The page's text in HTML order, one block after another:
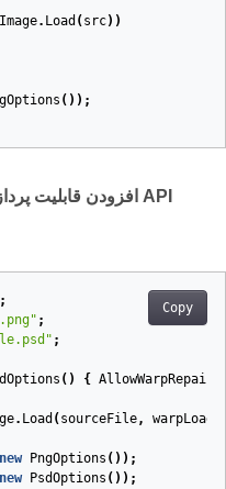
Image. Load ( src))
());
Copy
;
;
;
() { AllowWarpRepaint
. Load ( sourceFile,
new PngOptions ());
new PsdOptions ());